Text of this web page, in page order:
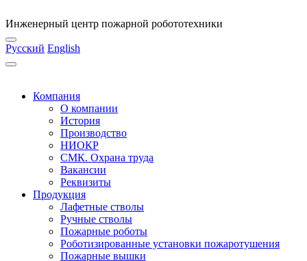
Инженерный центр пожарной робототехники
Русский English
Компания
О компании
История
Производство
НИОКР
СМК. Охрана труда
Вакансии
Реквизиты
Продукция
Лафетные стволы
Ручные стволы
Пожарные роботы
Роботизированные установки пожаротушения
Пожарные вышки